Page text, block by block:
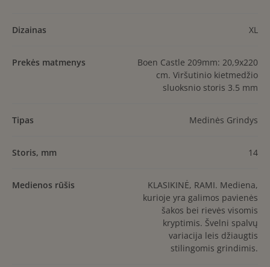
Dizainas XL
Prekės matmenys
Boen Castle 209mm: 20,9x220
cm. Viršutinio kietmedžio
sluoksnio storis 3.5 mm
Tipas Medinės Grindys
Storis, mm 14
Medienos rūšis
KLASIKINĖ, RAMI. Mediena,
kurioje yra galimos pavienės
šakos bei rievės visomis
kryptimis. Švelni spalvų
variacija leis džiaugtis
stilingomis grindimis.